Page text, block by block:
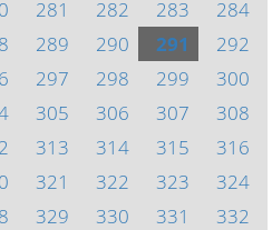
281 282 283
284
289 290 291
292
297 298 299
300
305 306 307
308
313 314 315
316
321 322 323
324
329 330 331
332